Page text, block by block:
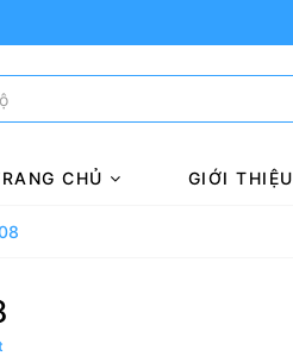
CHỦ GIỚI THIỆU